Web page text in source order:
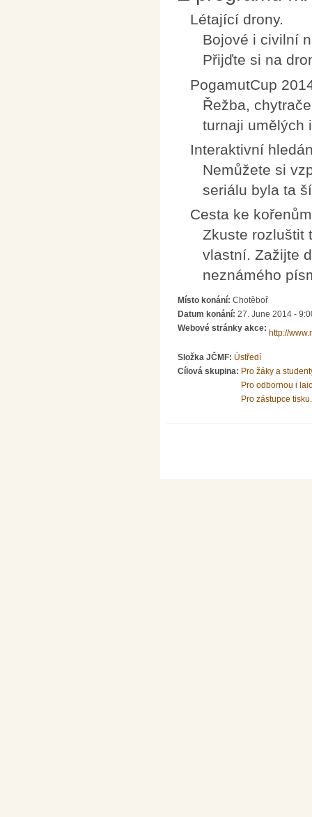
Létající drony.
Bojové i civilní
Přijďte si na
PogamutCup
Řežba,
turnaji umělých
Interaktivní
Nemůžete si
seriálu byla ta
Cesta ke
Zkuste rozluštit
vlastní. Zažijte
neznámého
Místo konání: Chotěboř
Datum konání: 27. June 2014 -
Webové stránky akce:
http://
Složka JČMF: Ústředí
Cílová skupina: Pro žáky a
Pro odbornou i
Pro zástupce tisku.